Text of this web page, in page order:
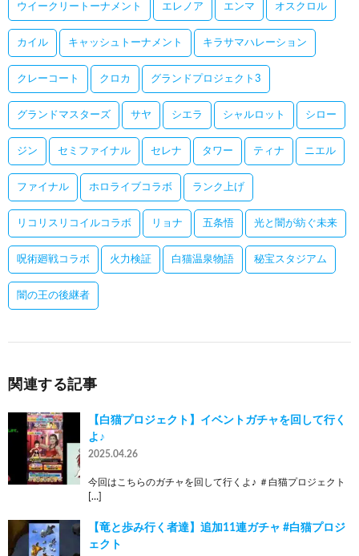
ウイークリートーナメント エレノア エンマ オスクロル
カイル キャッシュトーナメント キラサマハレーション
クレーコート クロカ グランドプロジェクト3
グランドマスターズ サヤ シエラ シャルロット シロー
ジン セミファイナル セレナ タワー ティナ ニエル
ファイナル ホロライブコラボ ランク上げ
リコリスリコイルコラボ リョナ 五条悟 光と闇が紡ぐ未来
呪術廻戦コラボ 火力検証 白猫温泉物語 秘宝スタジアム
闇の王の後継者
関連する記事
【白猫プロジェクト】イベントガチャを回して行く
よ♪
2025.04.26
今回はこちらのガチャを回して行くよ♪ ＃白猫プロジェクト
[…]
【竜と歩み行く者達】追加11連ガチャ #白猫プロジ
ェクト